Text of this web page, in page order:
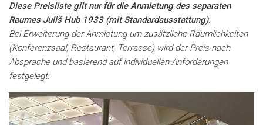
Diese Preisliste gilt nur für die Anmietung des separaten
Raumes Juliš Hub 1933 (mit Standardausstattung).
Bei Erweiterung der Anmietung um zusätzliche Räumlichkeiten
(Konferenzsaal, Restaurant, Terrasse) wird der Preis nach
Absprache und basierend auf individuellen Anforderungen
festgelegt.